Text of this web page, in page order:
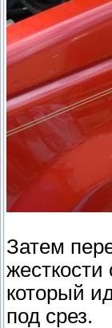
Затем
который
под срез.